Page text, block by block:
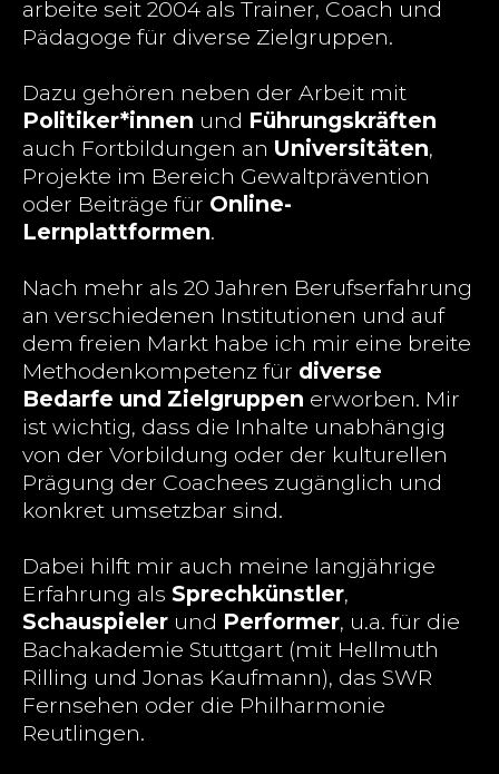
arbeite seit 2004 als Trainer, Coach und
Pädagoge für diverse Zielgruppen.
Dazu gehören neben der Arbeit mit
Politiker*innen und Führungskräften
auch Fortbildungen an Universitäten,
Projekte im Bereich Gewaltprävention
oder Beiträge für Online-
Lernplattformen.
Nach mehr als 20 Jahren Berufserfahrung
an verschiedenen Institutionen und auf
dem freien Markt habe ich mir eine breite
Methodenkompetenz für diverse
Bedarfe und Zielgruppen erworben. Mir
ist wichtig, dass die Inhalte unabhängig
von der Vorbildung oder der kulturellen
Prägung der Coachees zugänglich und
konkret umsetzbar sind.
Dabei hilft mir auch meine langjährige
Erfahrung als Sprechkünstler,
Schauspieler und Performer, u.a. für die
Bachakademie Stuttgart (mit Hellmuth
Rilling und Jonas Kaufmann), das SWR
Fernsehen oder die Philharmonie
Reutlingen.